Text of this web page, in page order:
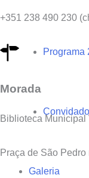
Programa
Galeria
+351 238 490 230
Morada
Biblioteca Municipal
Praça de São